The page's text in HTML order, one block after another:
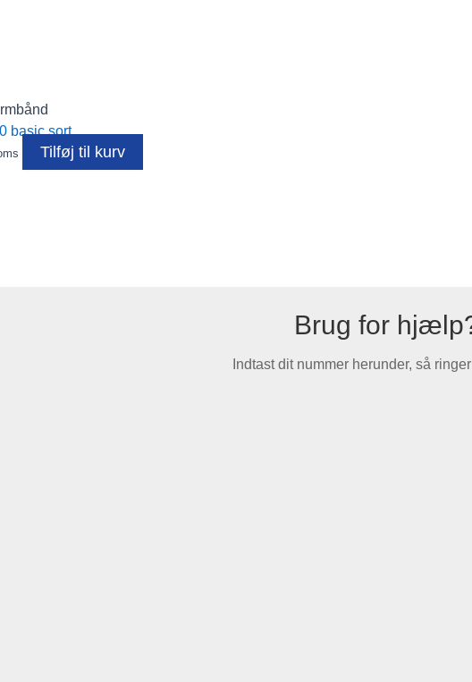
basic sort
Tilføj til kurv
Brug for
Indtast dit nummer herunder, så